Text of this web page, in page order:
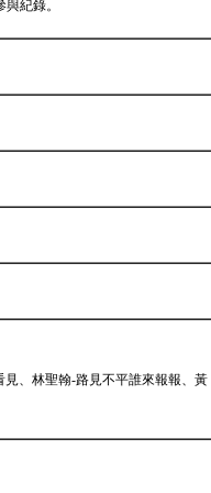
紀錄。
見、林聖翰-路見不平誰來報報、黃